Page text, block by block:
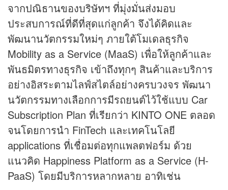
จากปณิธานของบริษัทฯ ที่มุ่งมั่นส่งมอบ
ประสบการณ์ที่ดีที่สุดแก่ลูกค้า จึงได้คิดและ
พัฒนานวัตกรรมใหม่ๆ ภายใต้โมเดลธุรกิจ
Mobility as a Service (MaaS) เพื่อให้ลูกค้าและ
พันธมิตรทางธุรกิจ เข้าถึงทุกๆ สินค้าและบริการ
อย่างอิสระตามไลฟ์สไตล์อย่างครบวงจร พัฒนา
นวัตกรรมทางเลือกการมีรถยนต์ไว้ใช้แบบ Car
Subscription Plan ที่เรียกว่า KINTO ONE ตลอด
จนโดยการนำ FinTech และเทคโนโลยี
applications ที่เชื่อมต่อทุกแพลตฟอร์ม ด้วย
แนวคิด Happiness Platform as a Service (H-
PaaS) โดยมีบริการหลากหลาย อาทิเช่น